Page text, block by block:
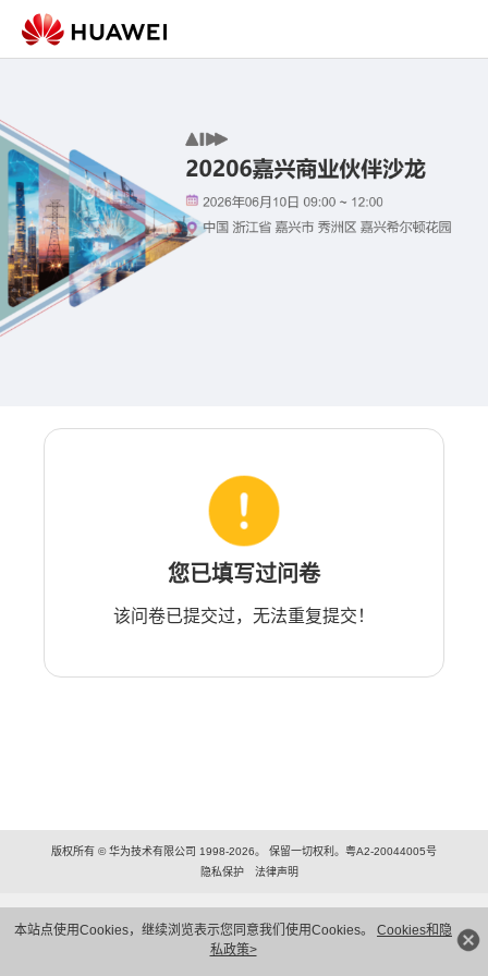
本站点使用Cookies，继续浏览表示您同意我们使用Cookies。 Cookies和隐
私政策>
您已填写过问卷
该问卷已提交过，无法重复提交！
版权所有 © 华为技术有限公司 1998-2026。 保留一切权利。粤A2-20044005号
隐私保护
法律声明